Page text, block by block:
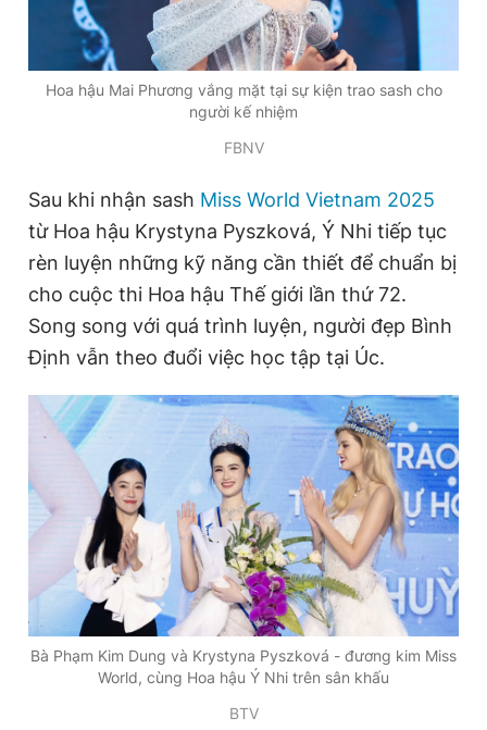
Hoa hậu Mai Phương vắng mặt tại sự kiện trao sash cho
người kế nhiệm
FBNV
Sau khi nhận sash Miss World Vietnam 2025
từ Hoa hậu Krystyna Pyszková, Ý Nhi tiếp tục
rèn luyện những kỹ năng cần thiết để chuẩn bị
cho cuộc thi Hoa hậu Thế giới lần thứ 72.
Song song với quá trình luyện, người đẹp Bình
Định vẫn theo đuổi việc học tập tại Úc.
Bà Phạm Kim Dung và Krystyna Pyszková - đương kim Miss
World, cùng Hoa hậu Ý Nhi trên sân khấu
BTV